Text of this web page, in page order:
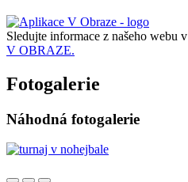
Sledujte informace z našeho webu v
V OBRAZE.
Fotogalerie
Náhodná fotogalerie